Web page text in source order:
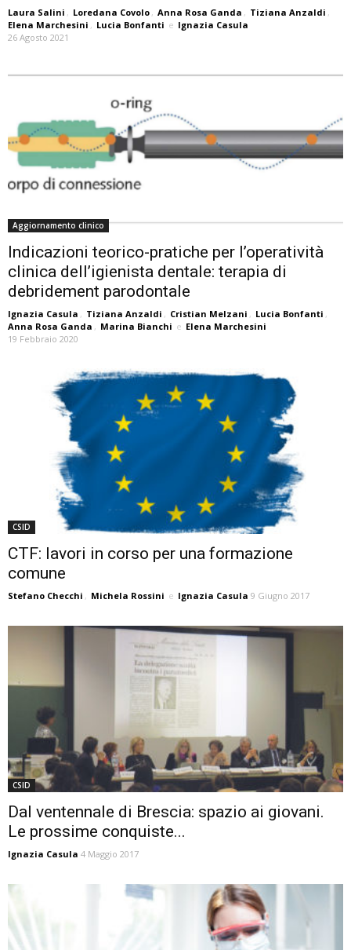
Laura Salini , Loredana Covolo , Anna Rosa Ganda , Tiziana Anzaldi ,
Elena Marchesini , Lucia Bonfanti e Ignazia Casula
26 Agosto 2021
Aggiornamento clinico
Indicazioni teorico-pratiche per l’operatività
clinica dell’igienista dentale: terapia di
debridement parodontale
Ignazia Casula , Tiziana Anzaldi , Cristian Melzani , Lucia Bonfanti ,
Anna Rosa Ganda , Marina Bianchi e Elena Marchesini
19 Febbraio 2020
CSID
CTF: lavori in corso per una formazione
comune
Stefano Checchi , Michela Rossini e Ignazia Casula 9 Giugno 2017
CSID
Dal ventennale di Brescia: spazio ai giovani.
Le prossime conquiste...
Ignazia Casula 4 Maggio 2017